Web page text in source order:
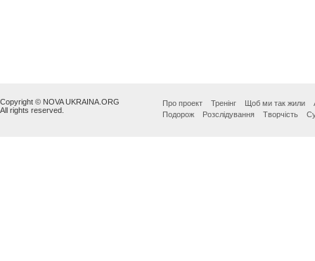
Copyright © NOVA UKRAINA.ORG
All rights reserved.
Про проект Тренінг Щоб ми так жили
Подорож
Розслідування Творчість